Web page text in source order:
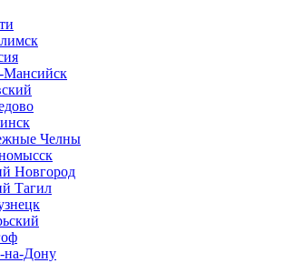
Челны
Новгород
Тагил
на-Дону